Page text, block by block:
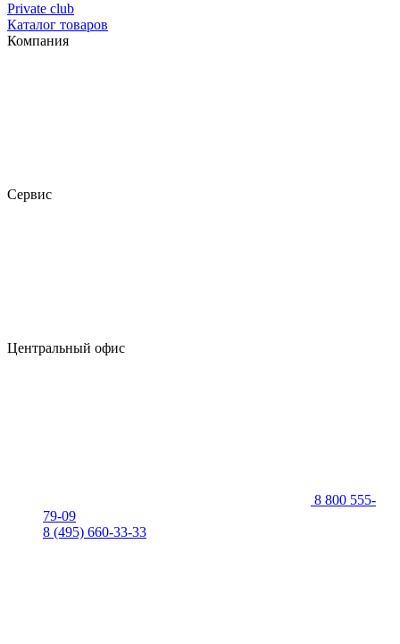
Private club
Каталог товаров
Компания
Сервис
Центральный офис
8 800 555-
79-09
8 (495) 660-33-33